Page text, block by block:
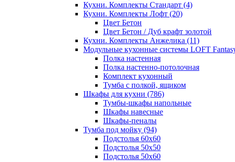
Кухни. Комплекты Стандарт (4)
Кухни. Комплекты Лофт (20)
Цвет Бетон
Цвет Бетон / Дуб крафт золотой
Кухни. Комплекты Анжелика (11)
Модульные кухонные системы LOFT
Полка настенная
Полка настенно-потолочная
Комплект кухонный
Тумба с полкой, ящиком
Шкафы для кухни (786)
Тумбы-шкафы напольные
Шкафы навесные
Шкафы-пеналы
Тумба под мойку (94)
Подстолья 60х60
Подстолья 50х50
Подстолья 50х60